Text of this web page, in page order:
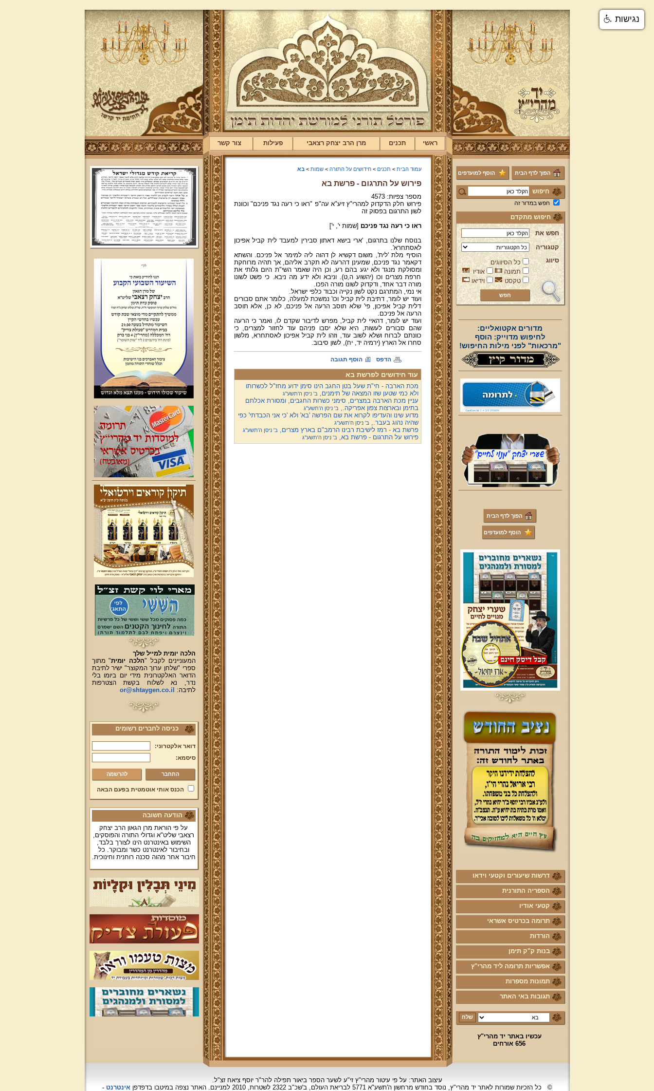
ראשי תכנים מרן הרב יצחק רצאבי פעילות צור קשר
הפוך לדף הבית הוסף למועדפים
חיפוש
חפש במדור זה
חיפוש מתקדם
חפש את
קטגוריה
סיווג
כל הסיווגים
תמונה
אודיו
טקסט
וידיאו
מדורים אקטואליים:
לחיפוש מדוייק: הוסף
"מרכאות" לפני מילות החיפוש!
הפוך לדף הבית
הוסף למועדפים
דרשות שיעורים וקטעי וידאו
הספריה התורנית
קטעי אודיו
תרומה בכרטיס אשראי
הורדות
בנות ק"ק תימן
אפשריות תרומה ליד מהרי"ץ
תמונות מספרות
תגובות באי האתר
עכשיו באתר יד מהרי"ץ
656 אורחים
עמוד הבית > תכנים >חידושים על התורה >שמות >בא
פירוש על התרגום - פרשת בא
מספר צפיות: 4573
פירוש חלק הדקדוק למהרי"ץ זיע"א עה"פ "ראו כי רעה נגד פניכם" וכוונת
לשון התרגום בפסוק זה
ראו כי רעה נגד פניכם [שמות י', י']
בנוסח שלנו בתרגום, 'ארי בישא דאתון סבירין למעבד לית קביל אפיכון
לאסתחרא'.
הוסיף מלת 'לית', משום דקשיא לן דהוה ליה למימר אל פניכם. והשתא
דקאמר נגד פניכם, שמעינן דהרעה לא תקרב אליהם, אך תהיה מרוחקת
ומסולקת מנגד ולא יגע בהם רע, וכן היה שאמר השי"ת היום גלותי את
חרפת מצרים וכו (יהשוע ה,ט). וניבא ולא ידע מה ניבא. כי פשט לשונו
מורה דבר אחד, ודקדוק לשונו מורה הפכו.
אי נמי, המתרגם נקט לשון נקייה וכבוד כלפי ישראל.
ועוד יש לומר, דתיבת לית קביל וכו' נמשכת למעלה, כלומר אתם סבורים
דלית קביל אפיכון, פי' שלא תוסב הרעה אל פניכם, לא כן, אלא תוסב
הרעה אל פניכם.
ועוד יש לומר, דהאיי לית קביל, מפרש לדיבור שקדם לו, ואמר כי הרעה
שהם סבורים לעשות, היא שלא יסבו פניהם עוד לחזור למצרים, כי
כוונתם לברוח ושלא לשוב עוד, וזהו לית קביל אפיכון לאסתחרא, מלשון
סחרו אל הארץ (ירמיה יד, יח), לשון סיבוב.
הדפס הוסף תגובה
עוד חידושים לפרשת בא
מכת הארבה - חי"ת שעל בטן החגב הינו סימן ידוע מחז"ל לכשרותו
ולא כמי שטען שזו המצאה של תימנים,ב' ניסן ה'תשע''ג
עניין מכת הארבה במצרים, סימני כשרות החגבים, ומסורת אכלתם
בתימן ובארצות צפון אפריקה.,ב' ניסן ה'תשע''ג
מדוע שינו והעדיפו לקרוא את שם הפרשה 'בא' ולא 'כי אני הכבדתי' כפי
שהיה נהוג בעבר.,ב' ניסן ה'תשע''ג
פרשת בא - רמז לישיבת רבינו הרמב"ם בארץ מצרים,ב' ניסן ה'תשע''ג
פירוש על התרגום - פרשת בא,ב' ניסן ה'תשע''ג
הלכה יומית למייל שלך
המעוניינים לקבל "הלכה יומית" מתוך
ספרי "שלחן ערוך המקוצר" ישיר לתיבת
הדואר האלקטרונית מידי יום ביומו בלי
נדר, נא לשלוח בקשת הצטרפות
לתיבה:
or@shtaygen.co.il
כניסה לחברים רשומים
דואר אלקטרוני:
סיסמא:
להרשמה
הכנס אותי אוטמטית בפעם הבאה
הודעה חשובה
על פי הוראת מרן הגאון הרב יצחק
רצאבי שליט"א וגדולי התורה והפוסקים,
השימוש באינטרנט הינו לצורך בלבד,
ובחיבור לאינטרנט כשר ומבוקר. כל
חיבור אחר מהוה סכנה רוחנית וחינוכית.
עיצוב האתר: על פי עיטור מהרי"ץ זי"ע לשער הספר ביאור תפילה להר"ר יוסף ציאח זצ"ל.
©
כל הזכיות שמורות לאתר יד מהרי"ץ, נוסד בחודש מרחשוןה'תשע"א 5771 לבריאת העולם, ב'שכ"ב 2322 לשטרות, 2010 למניינם. האתר נצפהבמיטבו בדפדפןאינטרנט -
נגישות